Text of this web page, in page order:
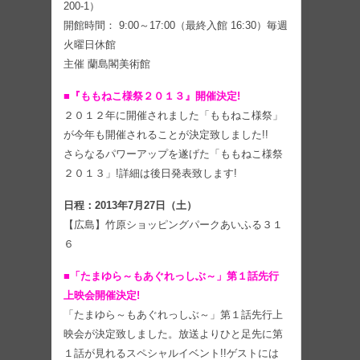
200-1）
開館時間： 9:00～17:00（最終入館 16:30）毎週
火曜日休館
主催 蘭島閣美術館
■『ももねこ様祭２０１３』開催決定!
２０１２年に開催されました「ももねこ様祭」
が今年も開催されることが決定致しました!!
さらなるパワーアップを遂げた「ももねこ様祭
２０１３」!詳細は後日発表致します!
日程：2013年7月27日（土）
【広島】竹原ショッピングパークあいふる３１
６
■「たまゆら～もあぐれっしぶ～」第１話先行
上映会開催決定!
「たまゆら～もあぐれっしぶ～」第１話先行上
映会が決定致しました。放送よりひと足先に第
１話が見れるスペシャルイベント!!ゲストには